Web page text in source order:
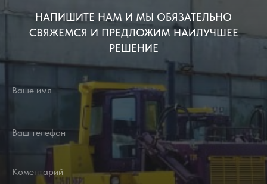
НАПИШИТЕ НАМ И МЫ ОБЯЗАТЕЛЬНО
СВЯЖЕМСЯ И ПРЕДЛОЖИМ НАИЛУЧШЕЕ
РЕШЕНИЕ